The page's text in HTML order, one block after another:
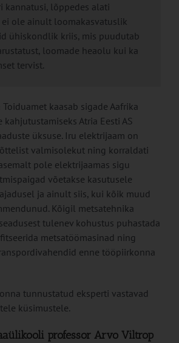
kannatusi, lõppedes alati
ei ole ainult loomakasvatuslik
ühiskondlik kriis, mis puudutab
loomade heaolu kui ka
tervist.
kaasab sigade Aafrika
kahjutustamiseks Atria Eesti AS
üksuse. Iru elektrijaam on
valmisolekut ning korraldati
pole elektrijaamas sigu
võetakse kasutusele
ja ainult siis, kui kõik muud
Kõigil metsatehnika
tulenev kohustus puhastada
metsatöömasinad ning
enne tööpiirkonna
tunnustatud eksperti vastavad
küsimustele.
professor Arvo Viltrop